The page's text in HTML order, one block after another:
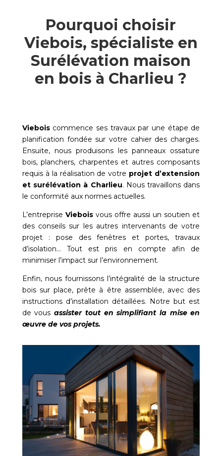
Pourquoi choisir
Viebois, spécialiste en
Surélévation maison
en bois à Charlieu ?
Vieboiscommence ses travaux par une étape de
planification fondée sur votre cahier des charges.
Ensuite, nous produisons les panneaux ossature
bois, planchers, charpentes et autres composants
requis à la réalisation de votre projet d’extension
et surélévation à Charlieu. Nous travaillons dans
le conformité aux normes actuelles.
L’entreprise Vieboisvous offre aussi un soutien et
des conseils sur les autres intervenants de votre
projet : pose des fenêtres et portes, travaux
d’isolation… Tout est pris en compte afin de
minimiser l’impact sur l’environnement.
Enfin, nous fournissons l’intégralité de la structure
bois sur place, prête à être assemblée, avec des
instructions d’installation détaillées. Notre but est
de vousassister tout en simplifiant la mise en
œuvre de vos projets.